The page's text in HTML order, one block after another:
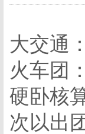
大交通
火车团
硬卧核
次以出